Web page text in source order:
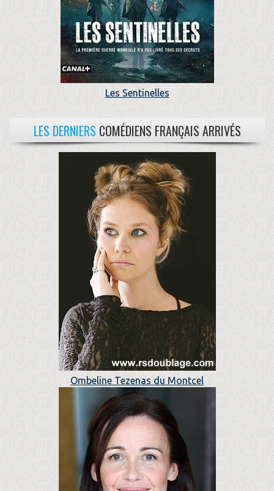
Les Sentinelles
LES DERNIERS COMÉDIENS FRANÇAIS ARRIVÉS
Ombeline Tezenas du Montcel